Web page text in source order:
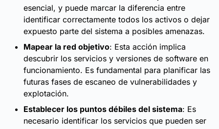
esencial, y puede marcar la diferencia entre
identificar correctamente todos los activos o dejar
expuesto parte del sistema a posibles amenazas.
Mapear la red objetivo: Esta acción implica
descubrir los servicios y versiones de software en
funcionamiento. Es fundamental para planificar las
futuras fases de escaneo de vulnerabilidades y
explotación.
Establecer los puntos débiles del sistema: Es
necesario identificar los servicios que pueden ser